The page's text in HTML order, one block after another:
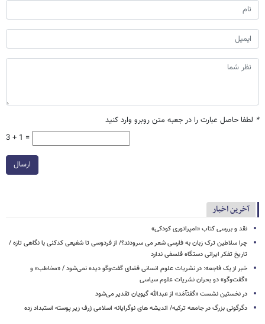
* لطفا حاصل عبارت را در جعبه متن روبرو وارد کنید
3 + 1 =
ارسال
آخرین اخبار
نقد و بررسی کتاب «امپراتوری کودکی»
چرا سلاطین ترک زبان به فارسی شعر می سرودند؟/ از فردوسی تا شفیعی ‌کدکنی با نگاهی تازه /
تاریخ تفکر ایرانی دستگاه فلسفی ندارد
خبر از یک فاجعه: در نشریات علوم انسانی فضای گفت‌وگو دیده نمی‌شود / «مخاطب» و
«گفت‌وگو» دو بحران نشریات علوم سیاسی
در نخستین نشست «گفتآمَد» از عبدالله گیویان تقدیر می‌شود
دگرگونی بزرگ در جامعه ترکیه/ اندیشه های نوگرایانه اسلامی ژرف زیر پوسته استبداد زده